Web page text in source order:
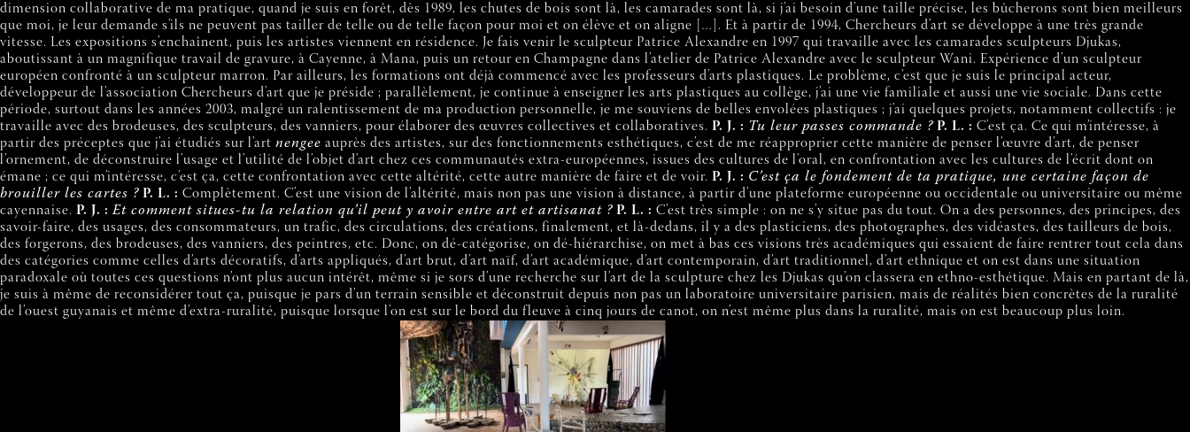
dimension collaborative de ma pratique, quand je suis en forêt, dès 1989, les chutes de bois sont là, les camarades sont là, si j’ai besoin d’une taille précise, les bûcherons sont bien meilleurs
que moi, je leur demande s’ils ne peuvent pas tailler de telle ou de telle façon pour moi et on élève et on aligne […]. Et à partir de 1994, Chercheurs d’art se développe à une très grande
vitesse. Les expositions s’enchaînent, puis les artistes viennent en résidence. Je fais venir le sculpteur Patrice Alexandre en 1997 qui travaille avec les camarades sculpteurs Djukas,
aboutissant à un magnifique travail de gravure, à Cayenne, à Mana, puis un retour en Champagne dans l’atelier de Patrice Alexandre avec le sculpteur Wani. Expérience d’un sculpteur
européen confronté à un sculpteur marron. Par ailleurs, les formations ont déjà commencé avec les professeurs d’arts plastiques. Le problème, c’est que je suis le principal acteur,
développeur de l’association Chercheurs d’art que je préside ; parallèlement, je continue à enseigner les arts plastiques au collège, j’ai une vie familiale et aussi une vie sociale. Dans cette
période, surtout dans les années 2003, malgré un ralentissement de ma production personnelle, je me souviens de belles envolées plastiques ; j’ai quelques projets, notamment collectifs : je
travaille avec des brodeuses, des sculpteurs, des vanniers, pour élaborer des œuvres collectives et collaboratives. P. J. : Tu leur passes commande ? P. L. : C’est ça. Ce qui m’intéresse, à
partir des préceptes que j’ai étudiés sur l’art nengee auprès des artistes, sur des fonctionnements esthétiques, c’est de me réapproprier cette manière de penser l’œuvre d’art, de penser
l’ornement, de déconstruire l’usage et l’utilité de l’objet d’art chez ces communautés extra-européennes, issues des cultures de l’oral, en confrontation avec les cultures de l’écrit dont on
émane ; ce qui m’intéresse, c’est ça, cette confrontation avec cette altérité, cette autre manière de faire et de voir. P. J. : C’est ça le fondement de ta pratique, une certaine façon de
brouiller les cartes ? P. L. : Complètement. C’est une vision de l’altérité, mais non pas une vision à distance, à partir d’une plateforme européenne ou occidentale ou universitaire ou même
cayennaise. P. J. : Et comment situes-tu la relation qu’il peut y avoir entre art et artisanat ? P. L. : C’est très simple : on ne s’y situe pas du tout. On a des personnes, des principes, des
savoir-faire, des usages, des consommateurs, un trafic, des circulations, des créations, finalement, et là-dedans, il y a des plasticiens, des photographes, des vidéastes, des tailleurs de bois,
des forgerons, des brodeuses, des vanniers, des peintres, etc. Donc, on dé-catégorise, on dé-hiérarchise, on met à bas ces visions très académiques qui essaient de faire rentrer tout cela dans
des catégories comme celles d’arts décoratifs, d’arts appliqués, d’art brut, d’art naïf, d’art académique, d’art contemporain, d’art traditionnel, d’art ethnique et on est dans une situation
paradoxale où toutes ces questions n’ont plus aucun intérêt, même si je sors d’une recherche sur l’art de la sculpture chez les Djukas qu’on classera en ethno-esthétique. Mais en partant de là,
je suis à même de reconsidérer tout ça, puisque je pars d’un terrain sensible et déconstruit depuis non pas un laboratoire universitaire parisien, mais de réalités bien concrètes de la ruralité
de l’ouest guyanais et même d’extra-ruralité, puisque lorsque l’on est sur le bord du fleuve à cinq jours de canot, on n’est même plus dans la ruralité, mais on est beaucoup plus loin.